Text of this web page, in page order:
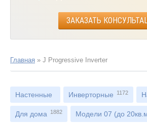
ЗАКАЗАТЬ
Главная » J Progressive Inverter
Настенные Инверторные 1172
Для дома 1882 Модели 07 (до